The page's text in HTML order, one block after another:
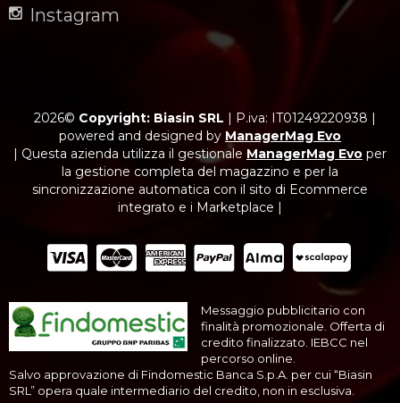
Instagram
2026© Copyright: Biasin SRL | P.iva: IT01249220938 |
powered and designed by ManagerMag Evo
| Questa azienda utilizza il gestionale ManagerMag Evo per
la gestione completa del magazzino e per la
sincronizzazione automatica con il sito di Ecommerce
integrato e i Marketplace |
Messaggio pubblicitario con
finalità promozionale. Offerta di
credito finalizzato. IEBCC nel
percorso online.
Salvo approvazione di Findomestic Banca S.p.A. per cui “Biasin
SRL” opera quale intermediario del credito, non in esclusiva.